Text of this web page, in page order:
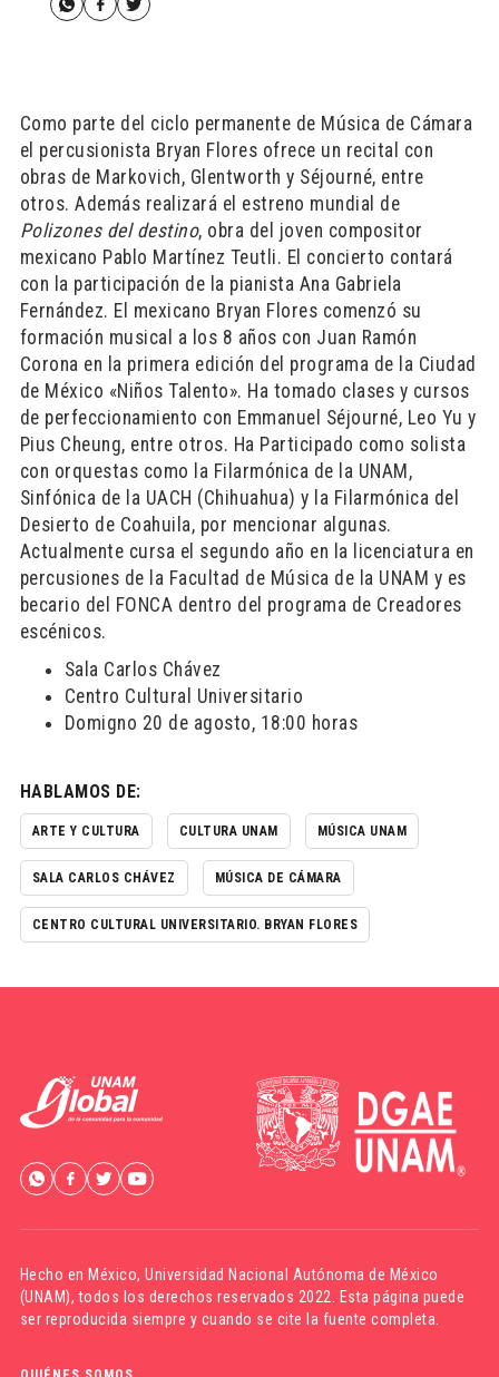
Como parte del ciclo permanente de Música de Cámara
el percusionista Bryan Flores ofrece un recital con
obras de Markovich, Glentworth y Séjourné, entre
otros. Además realizará el estreno mundial de
Polizones del destino, obra del joven compositor
mexicano Pablo Martínez Teutli. El concierto contará
con la participación de la pianista Ana Gabriela
Fernández. El mexicano Bryan Flores comenzó su
formación musical a los 8 años con Juan Ramón
Corona en la primera edición del programa de la Ciudad
de México «Niños Talento». Ha tomado clases y cursos
de perfeccionamiento con Emmanuel Séjourné, Leo Yu y
Pius Cheung, entre otros. Ha Participado como solista
con orquestas como la Filarmónica de la UNAM,
Sinfónica de la UACH (Chihuahua) y la Filarmónica del
Desierto de Coahuila, por mencionar algunas.
Actualmente cursa el segundo año en la licenciatura en
percusiones de la Facultad de Música de la UNAM y es
becario del FONCA dentro del programa de Creadores
escénicos.
Sala Carlos Chávez
Centro Cultural Universitario
Domigno 20 de agosto, 18:00 horas
HABLAMOS DE:
ARTE Y CULTURA CULTURA UNAM MÚSICA UNAM
SALA CARLOS CHÁVEZ MÚSICA DE CÁMARA
CENTRO CULTURAL UNIVERSITARIO. BRYAN FLORES
Hecho en México,Universidad Nacional Autónoma de México
(UNAM), todos los derechos reservados 2022. Esta página puede
ser reproducida siempre y cuando se cite la fuente completa.